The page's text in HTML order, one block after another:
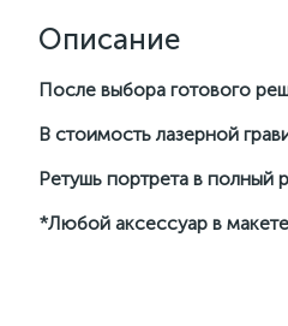
Описание
После выбора готового
В стоимость лазерной
Ретушь портрета в полный
*Любой аксессуар в